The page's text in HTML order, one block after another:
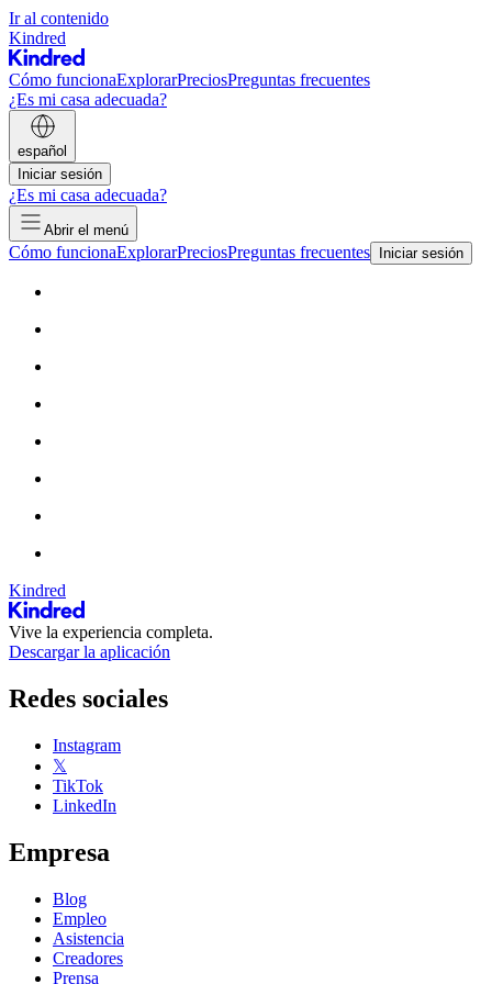
Ir al contenido
Kindred
Cómo funcionaExplorarPreciosPreguntas frecuentes
¿Es mi casa adecuada?
español
Iniciar sesión
¿Es mi casa adecuada?
Abrir el menú
Cómo funcionaExplorarPreciosPreguntas frecuentes Iniciar sesión
Kindred
Vive la experiencia completa.
Descargar la aplicación
Redes sociales
Instagram
𝕏
TikTok
LinkedIn
Empresa
Blog
Empleo
Asistencia
Creadores
Prensa